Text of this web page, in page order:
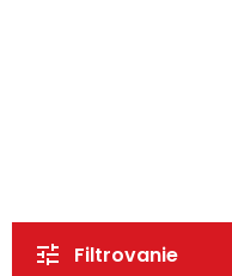
Filtrovanie